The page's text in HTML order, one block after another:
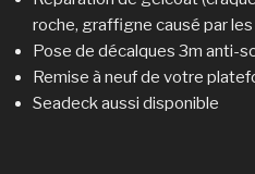
roche, graffigne causé par
Pose de décalques 3m anti-
Remise à neuf de votre
Seadeck aussi disponible